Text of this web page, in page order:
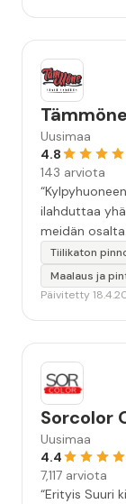
Uusimaa
4.8
143 arviota
ilahduttaa
meidän
työstä, sekä
Tiilikaton
Maalaus ja
Päivitetty
Sorcolor
Uusimaa
4.4
7,117 arviota
“Erityis Suuri